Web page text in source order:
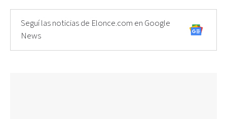
Seguí las noticias de Elonce.com en Google
News